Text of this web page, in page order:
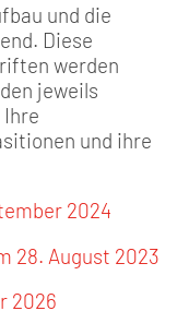
und die
Diese
werden
jeweils
und ihre
2024
28. August 2023
2026